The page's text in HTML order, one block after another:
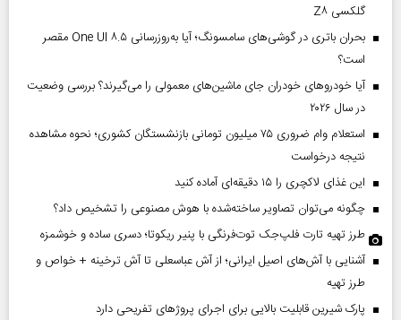
گلکسی Z۸
بحران باتری در گوشی‌های سامسونگ؛ آیا به‌روزرسانی One UI ۸.۵ مقصر
است؟
آیا خودروهای خودران جای ماشین‌های معمولی را می‌گیرند؟ بررسی وضعیت
در سال ۲۰۲۶
استعلام وام ضروری ۷۵ میلیون تومانی بازنشستگان کشوری؛ نحوه مشاهده
نتیجه درخواست
این غذای لاکچری را ۱۵ دقیقه‌ای آماده کنید
چگونه می‌توان تصاویر ساخته‌شده با هوش مصنوعی را تشخیص داد؟
طرز تهیه تارت فلپ‌جک توت‌فرنگی با پنیر ریکوتا؛ دسری ساده و خوشمزه
آشنایی با آش‌های اصیل ایرانی؛ از آش عباسعلی تا آش ترخینه + خواص و
طرز تهیه
پارک شیرین قابلیت‌ بالایی برای اجرای پروژهای تفریحی دارد